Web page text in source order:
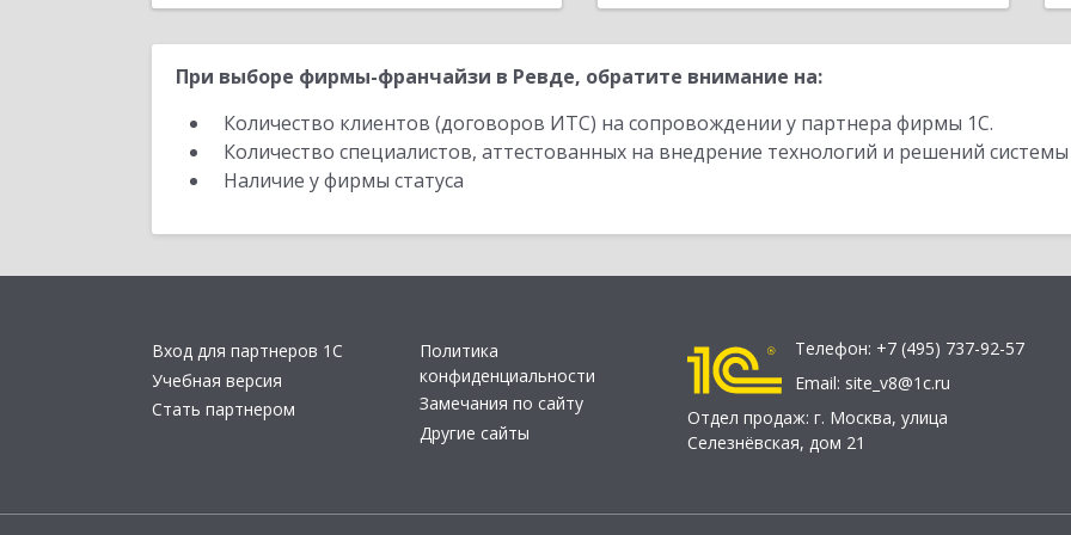
При выборе фирмы-франчайзи в Ревде, обратите внимание на:
Количество клиентов (договоров ИТС) на сопровождении у партнера фирмы 1С.
Количество специалистов, аттестованных на внедрение технологий и решений
Наличие у фирмы статуса
Вход для партнеров 1С
Учебная версия
Стать партнером
Политика
конфиденциальности
Замечания по сайту
Другие сайты
Телефон: +7 (495) 737-92-57
Email: site_v8@1c.ru
Отдел продаж: г. Москва, улица
Селезнёвская, дом 21